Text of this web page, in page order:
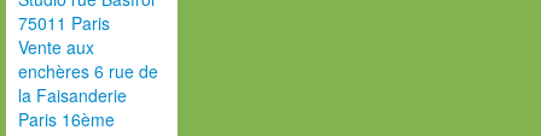
75011 Paris
Vente aux
enchères 6 rue de
la Faisanderie
Paris 16ème